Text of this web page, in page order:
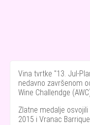
Vina tvrtke "13. Jul-
nedavno završenom
Wine Challendge
Zlatne medalje
2015 i Vranac